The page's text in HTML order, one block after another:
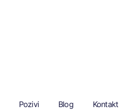
Pozivi Blog Kontakt